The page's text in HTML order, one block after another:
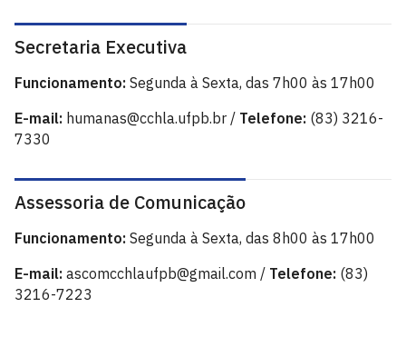
Secretaria Executiva
Funcionamento: Segunda à Sexta, das 7h00 às 17h00
E-mail: humanas@cchla.ufpb.br / Telefone: (83) 3216-
7330
Assessoria de Comunicação
Funcionamento: Segunda à Sexta, das 8h00 às 17h00
E-mail: ascomcchlaufpb@gmail.com / Telefone: (83)
3216-7223